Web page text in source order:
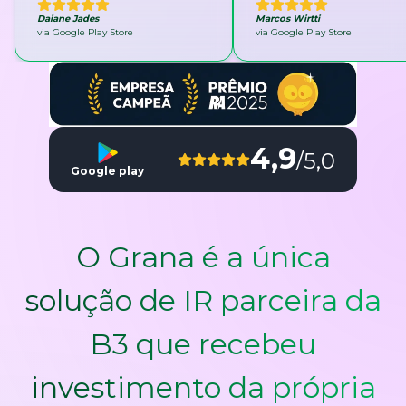
Daiane Jades
via Google Play Store
Marcos Wirtti
via Google Play Store
Google play 4,9/5,0
O Grana é a única
solução de IR parceira da
B3 que recebeu
investimento da própria